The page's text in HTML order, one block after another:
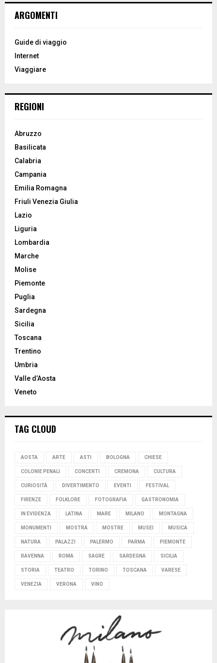
h
o
:
ARGOMENTI
Guide di viaggio
Internet
Viaggiare
REGIONI
Abruzzo
Basilicata
Calabria
Campania
Emilia Romagna
Friuli Venezia Giulia
Lazio
Liguria
Lombardia
Marche
Molise
Piemonte
Puglia
Sardegna
Sicilia
Toscana
Trentino
Umbria
Valle d’Aosta
Veneto
TAG CLOUD
AOSTA ARTE ASTI BOLOGNA CHIESE
COLONIE PENALI CONCERTI CREMONA CULTURA
CURIOSITÀ DIVERTIMENTO EVENTI FESTIVAL
FIRENZE FOLKLORE FOTOGRAFIA GASTRONOMIA
IN EVIDENZA LATINA MARE MILANO MONTAGNA
MONUMENTI MOSTRA MOSTRE MUSEI MUSICA
NATURA PALAZZI PALERMO PARMA PIEMONTE
RAVENNA ROMA SAGRE SARDEGNA SICILIA
STORIA TEATRO TORINO TOSCANA VARESE
VENEZIA VERONA VINO